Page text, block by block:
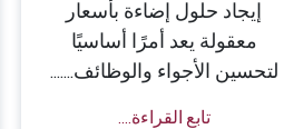
إيجاد حلول إضاءة بأسعار
معقولة يعد أمرًا أساسيًا
لتحسين الأجواء والوظائف.......
تابع القراءة....